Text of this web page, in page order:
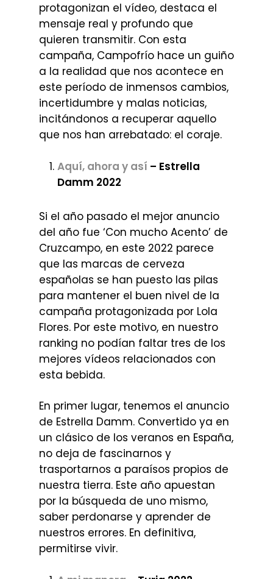
protagonizan el vídeo, destaca el
mensaje real y profundo que
quieren transmitir. Con esta
campaña, Campofrío hace un guiño
a la realidad que nos acontece en
este período de inmensos cambios,
incertidumbre y malas noticias,
incitándonos a recuperar aquello
que nos han arrebatado: el coraje.
Aquí, ahora y así – Estrella
Damm 2022
Si el año pasado el mejor anuncio
del año fue ‘Con mucho Acento’ de
Cruzcampo, en este 2022 parece
que las marcas de cerveza
españolas se han puesto las pilas
para mantener el buen nivel de la
campaña protagonizada por Lola
Flores. Por este motivo, en nuestro
ranking no podían faltar tres de los
mejores vídeos relacionados con
esta bebida.
En primer lugar, tenemos el anuncio
de Estrella Damm. Convertido ya en
un clásico de los veranos en España,
no deja de fascinarnos y
trasportarnos a paraísos propios de
nuestra tierra. Este año apuestan
por la búsqueda de uno mismo,
saber perdonarse y aprender de
nuestros errores. En definitiva,
permitirse vivir.